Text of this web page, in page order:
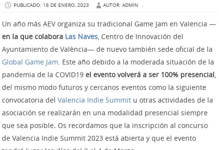
PUBLICADO: 18 DE ENERO, 2023 AUTOR: ADMIN .
Un año más AEV organiza su tradicional Game Jam en Valencia —
en la que colabora Las Naves, Centro de Innovación del
Ayuntamiento de València— de nuevo también sede oficial de la
Global Game Jam. Este año debido a la moderada situación de la
pandemia de la COVID19 el evento volverá a ser 100% presencial,
del mismo modo futuros y cercanos eventos como la siguiente
convocatoria del Valencia Indie Summit u otras actividades de la
asociación se realizarán en una modalidad presencial siempre
que sea posible. Os recordamos que la inscripción al concurso
de Valencia Indie Summit 2023 está abierta y que el evento